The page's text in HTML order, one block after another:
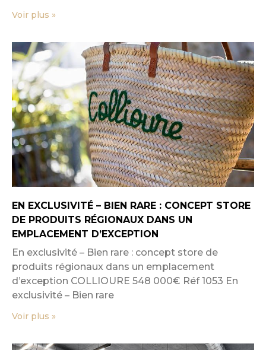
Voir plus »
EN EXCLUSIVITÉ – BIEN RARE : CONCEPT STORE
DE PRODUITS RÉGIONAUX DANS UN
EMPLACEMENT D’EXCEPTION
En exclusivité – Bien rare : concept store de
produits régionaux dans un emplacement
d’exception COLLIOURE 548 000€ Réf 1053 En
exclusivité – Bien rare
Voir plus »